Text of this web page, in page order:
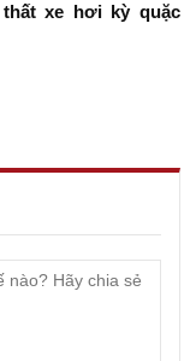
xe hơi kỳ quặc